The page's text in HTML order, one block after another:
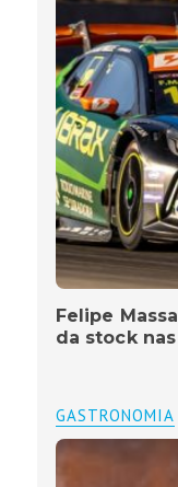
Felipe
da stock
GASTRONOMIA